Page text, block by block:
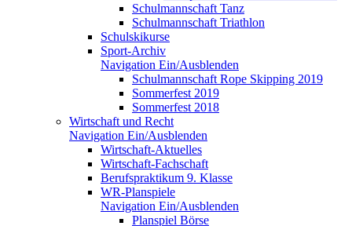
Schulmannschaft Tanz
Schulmannschaft Triathlon
Schulskikurse
Sport-Archiv
Navigation Ein/Ausblenden
Schulmannschaft Rope Skipping 2019
Sommerfest 2019
Sommerfest 2018
Wirtschaft und Recht
Navigation Ein/Ausblenden
Wirtschaft-Aktuelles
Wirtschaft-Fachschaft
Berufspraktikum 9. Klasse
WR-Planspiele
Navigation Ein/Ausblenden
Planspiel Börse